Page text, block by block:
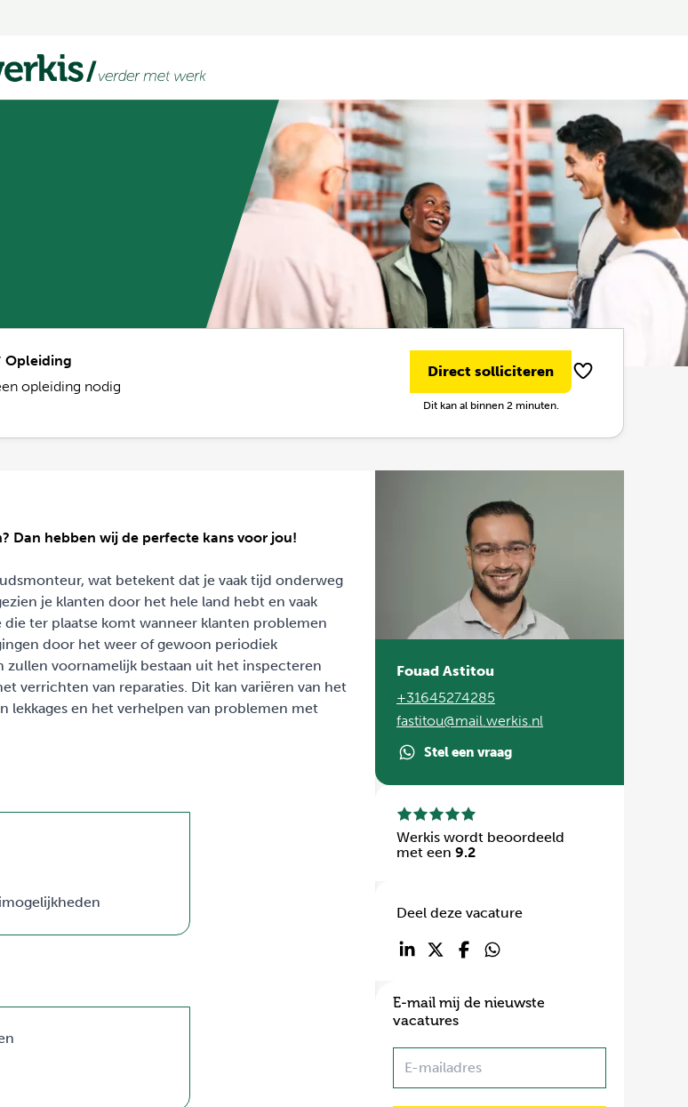
Opleiding
opleiding nodig
Direct solliciteren
Dit kan al binnen 2 minuten.
Dan hebben wij de perfecte kans voor jou!
wat betekent dat je vaak tijd onderweg
je klanten door het hele land hebt en vaak
ter plaatse komt wanneer klanten problemen
door het weer of gewoon periodiek
voornamelijk bestaan uit het inspecteren
verrichten van reparaties. Dit kan variëren van het
lekkages en het verhelpen van problemen met
Fouad Astitou
+31645274285
fastitou@mail.werkis.nl
Stel een vraag
Werkis wordt beoordeeld
met een 9.2
Deel deze vacature
E-mail mij de nieuwste
vacatures